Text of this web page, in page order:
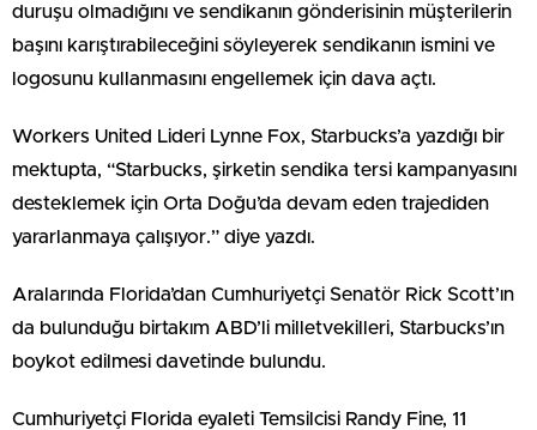
duruşu olmadığını ve sendikanın gönderisinin müşterilerin
başını karıştırabileceğini söyleyerek sendikanın ismini ve
logosunu kullanmasını engellemek için dava açtı.
Workers United Lideri Lynne Fox, Starbucks’a yazdığı bir
mektupta, “Starbucks, şirketin sendika tersi kampanyasını
desteklemek için Orta Doğu’da devam eden trajediden
yararlanmaya çalışıyor.” diye yazdı.
Aralarında Florida’dan Cumhuriyetçi Senatör Rick Scott’ın
da bulunduğu birtakım ABD’li milletvekilleri, Starbucks’ın
boykot edilmesi davetinde bulundu.
Cumhuriyetçi Florida eyaleti Temsilcisi Randy Fine, 11